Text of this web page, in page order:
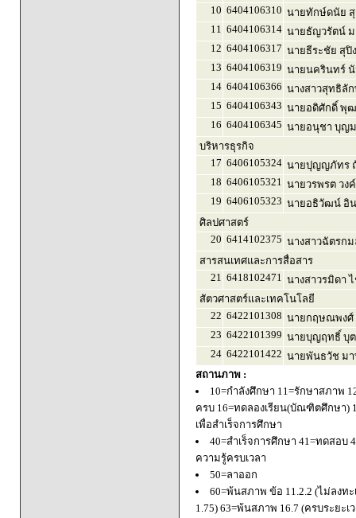
10 6404106310 นายทักษ์ดนัย สุ
11 6404106314 นายธัญวรัตน์
12 6404106317 นายธีระชัย สุปิ
13 6404106319 นายนครินทร์
14 6404106366 นางสาวสุทธิลั
15 6404106343 นายอดิศักดิ์ พุ
16 6404106345 นายอนุชา บุญ
บริหารธุรกิจ
17 6406105324 นายปุญญภัทร
18 6406105321 นายวรพรต วง
19 6406105323 นายอธิวัฒน์ อิ
ศิลปศาสตร์
20 6414102375 นางสาวฉัตรก
สารสนเทศและการสื่อสาร
21 6418102471 นางสาวรมิดา
สัตวศาสตร์และเทคโนโลยี
22 6422101308 นายกฤษณพงศ์
23 6422101399 นายบุญฤทธิ์ บุต
24 6422101422 นายพันธวัช ม
สถานภาพ :
10=กำลังศึกษา 11=รักษาสภาพ
ครบ 16=ทดลองเรียน(บัณฑิตศึกษา)
เพื่อสำเร็จการศึกษา
40=สำเร็จการศึกษา 41=ทดสอบ
ความรู้ครบเวลา
50=ลาออก
60=พ้นสภาพ ข้อ 11.2.2 (ไม่ลงท
1.75) 63=พ้นสภาพ 16.7 (ครบระยะ